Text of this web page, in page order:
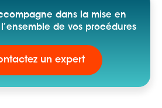
dans la mise en
de vos procédures
un expert